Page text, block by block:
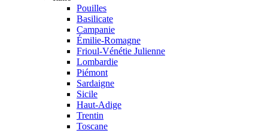
Pouilles
Basilicate
Campanie
Émilie-Romagne
Frioul-Vénétie Julienne
Lombardie
Piémont
Sardaigne
Sicile
Haut-Adige
Trentin
Toscane